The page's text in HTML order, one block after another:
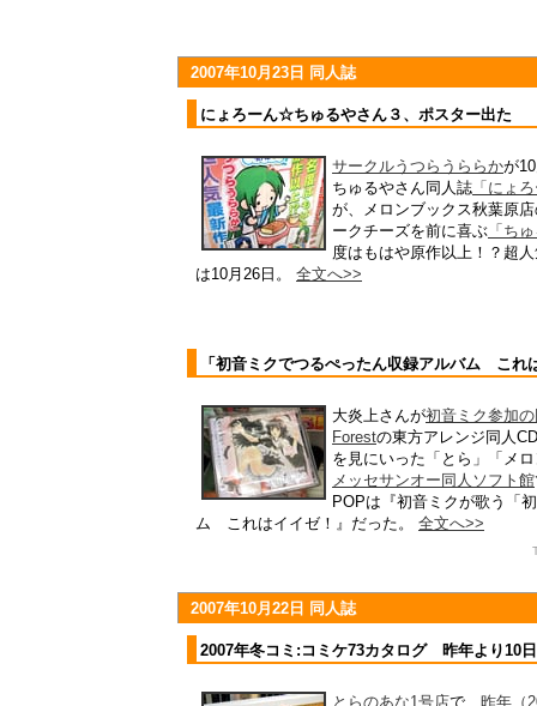
2007年10月23日 同人誌
にょろーん☆ちゅるやさん３、ポスター出た
サークルうつらうららかが
ちゅるやさん同人誌 「にょ
が、メロンブックス秋葉原
ークチーズを前に喜ぶ 「ち
度はもはや原作以上！？超
は10月26日。 全文へ>>
「初音ミクでつるぺったん収録アルバム これ
大炎上さんが初音ミク参加
Forestの東方アレンジ同人CD
を見にいった「とら」「メ
メッセサンオー同人ソフト館
POPは『初音ミクが歌う「
ム これはイイゼ！』だった。 全文へ>>
2007年10月22日 同人誌
2007年冬コミ:コミケ73カタログ 昨年より10
とらのあな1号店で、 昨年（